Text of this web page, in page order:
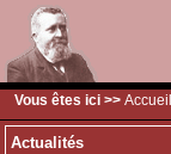
Vous êtes ici >> Accueil
Actualités